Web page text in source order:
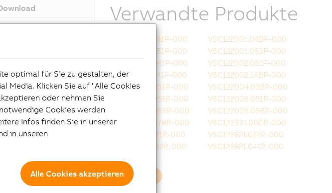
Verwandte Produkte
VSC122001.041P-000
VSC122001.04BP-000
VSC122001.051P-000
VSC122001.053P-000
VSC122002.041P-000
VSC122002.051P-000
VSC122002.141P-000
VSC122002.14BP-000
VSC122004.031P-000
VSC122004.03BP-000
VSC122004.051P-000
VSC122005.051P-000
VSC122005.053P-000
VSC122005.05BP-000
VSC122005.07BP-000
VSC122331.06CP-000
VSC122812.021P-000
VSC122821.022P-000
VSC122821.032P-000
VSC122821.041P-000
Mehr laden
optimal für Sie zu gestalten, der
Media. Klicken Sie auf "Alle Cookies
oder nehmen Sie
Cookies werden
Infos finden Sie in unserer
in unseren
Alle Cookies akzeptieren